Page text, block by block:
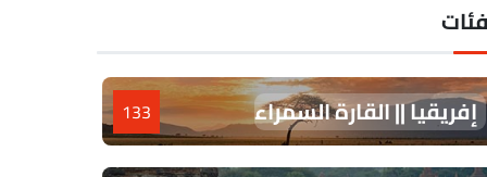
إفريقيا || القارة السمراء 133